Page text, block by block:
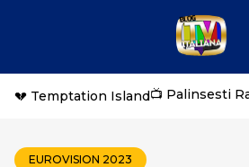
💔 Temptation Island📺 Palinsesti
EUROVISION 2023